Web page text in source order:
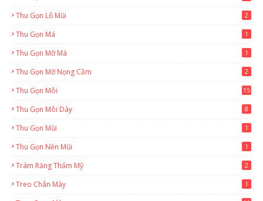
Thu Gọn Lỗ Mũi 2
Thu Gọn Má 1
Thu Gọn Mỡ Má 1
Thu Gọn Mỡ Nọng Cằm 2
Thu Gọn Môi 15
Thu Gọn Môi Dày 8
Thu Gọn Mũi 1
Thu Gọn Nền Mũi 1
Trám Răng Thẩm Mỹ 2
Treo Chân Mày 1